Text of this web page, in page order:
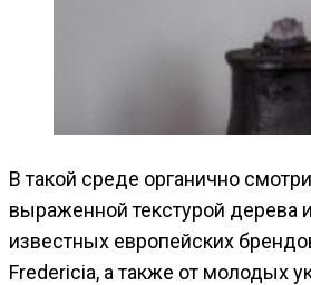
В такой среде органично
выраженной текстурой дерева
известных европейских
Fredericia, а также от молодых